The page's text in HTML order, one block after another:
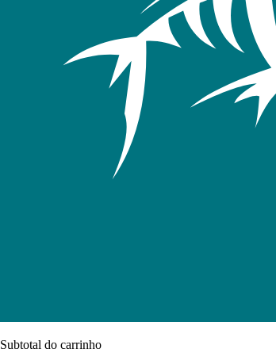
Subtotal do carrinho